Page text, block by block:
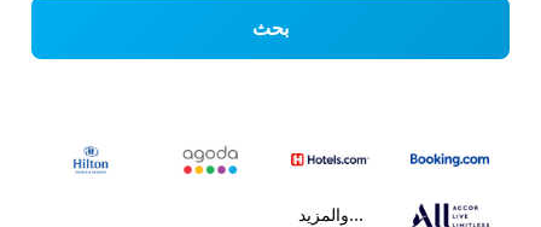
بحث
...والمزيد